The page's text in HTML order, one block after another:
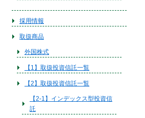
採用情報
取扱商品
外国株式
【1】取扱投資信託一覧
【2】取扱投資信託一覧
【2-1】インデックス型投資信
託